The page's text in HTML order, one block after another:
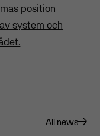
position
system och
All news